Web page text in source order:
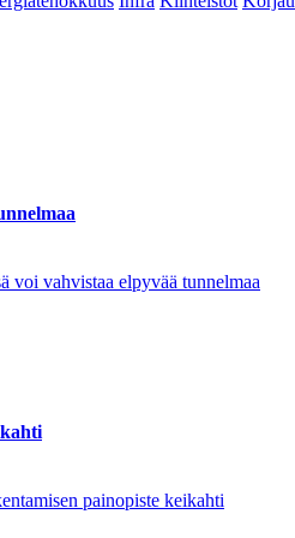
voi vahvistaa elpyvää tunnelmaa
painopiste keikahti